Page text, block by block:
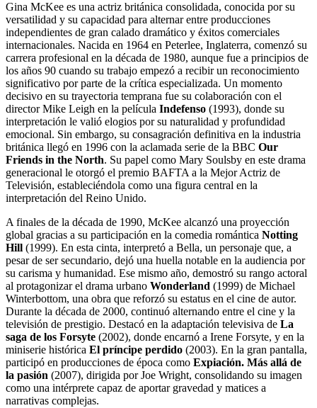
Gina McKee es una actriz británica consolidada, conocida por su
versatilidad y su capacidad para alternar entre producciones
independientes de gran calado dramático y éxitos comerciales
internacionales. Nacida en 1964 en Peterlee, Inglaterra, comenzó su
carrera profesional en la década de 1980, aunque fue a principios de
los años 90 cuando su trabajo empezó a recibir un reconocimiento
significativo por parte de la crítica especializada. Un momento
decisivo en su trayectoria temprana fue su colaboración con el
director Mike Leigh en la película Indefenso (1993), donde su
interpretación le valió elogios por su naturalidad y profundidad
emocional. Sin embargo, su consagración definitiva en la industria
británica llegó en 1996 con la aclamada serie de la BBC Our
Friends in the North. Su papel como Mary Soulsby en este drama
generacional le otorgó el premio BAFTA a la Mejor Actriz de
Televisión, estableciéndola como una figura central en la
interpretación del Reino Unido.
A finales de la década de 1990, McKee alcanzó una proyección
global gracias a su participación en la comedia romántica Notting
Hill (1999). En esta cinta, interpretó a Bella, un personaje que, a
pesar de ser secundario, dejó una huella notable en la audiencia por
su carisma y humanidad. Ese mismo año, demostró su rango actoral
al protagonizar el drama urbano Wonderland (1999) de Michael
Winterbottom, una obra que reforzó su estatus en el cine de autor.
Durante la década de 2000, continuó alternando entre el cine y la
televisión de prestigio. Destacó en la adaptación televisiva de La
saga de los Forsyte (2002), donde encarnó a Irene Forsyte, y en la
miniserie histórica El príncipe perdido (2003). En la gran pantalla,
participó en producciones de época como Expiación. Más allá de
la pasión (2007), dirigida por Joe Wright, consolidando su imagen
como una intérprete capaz de aportar gravedad y matices a
narrativas complejas.